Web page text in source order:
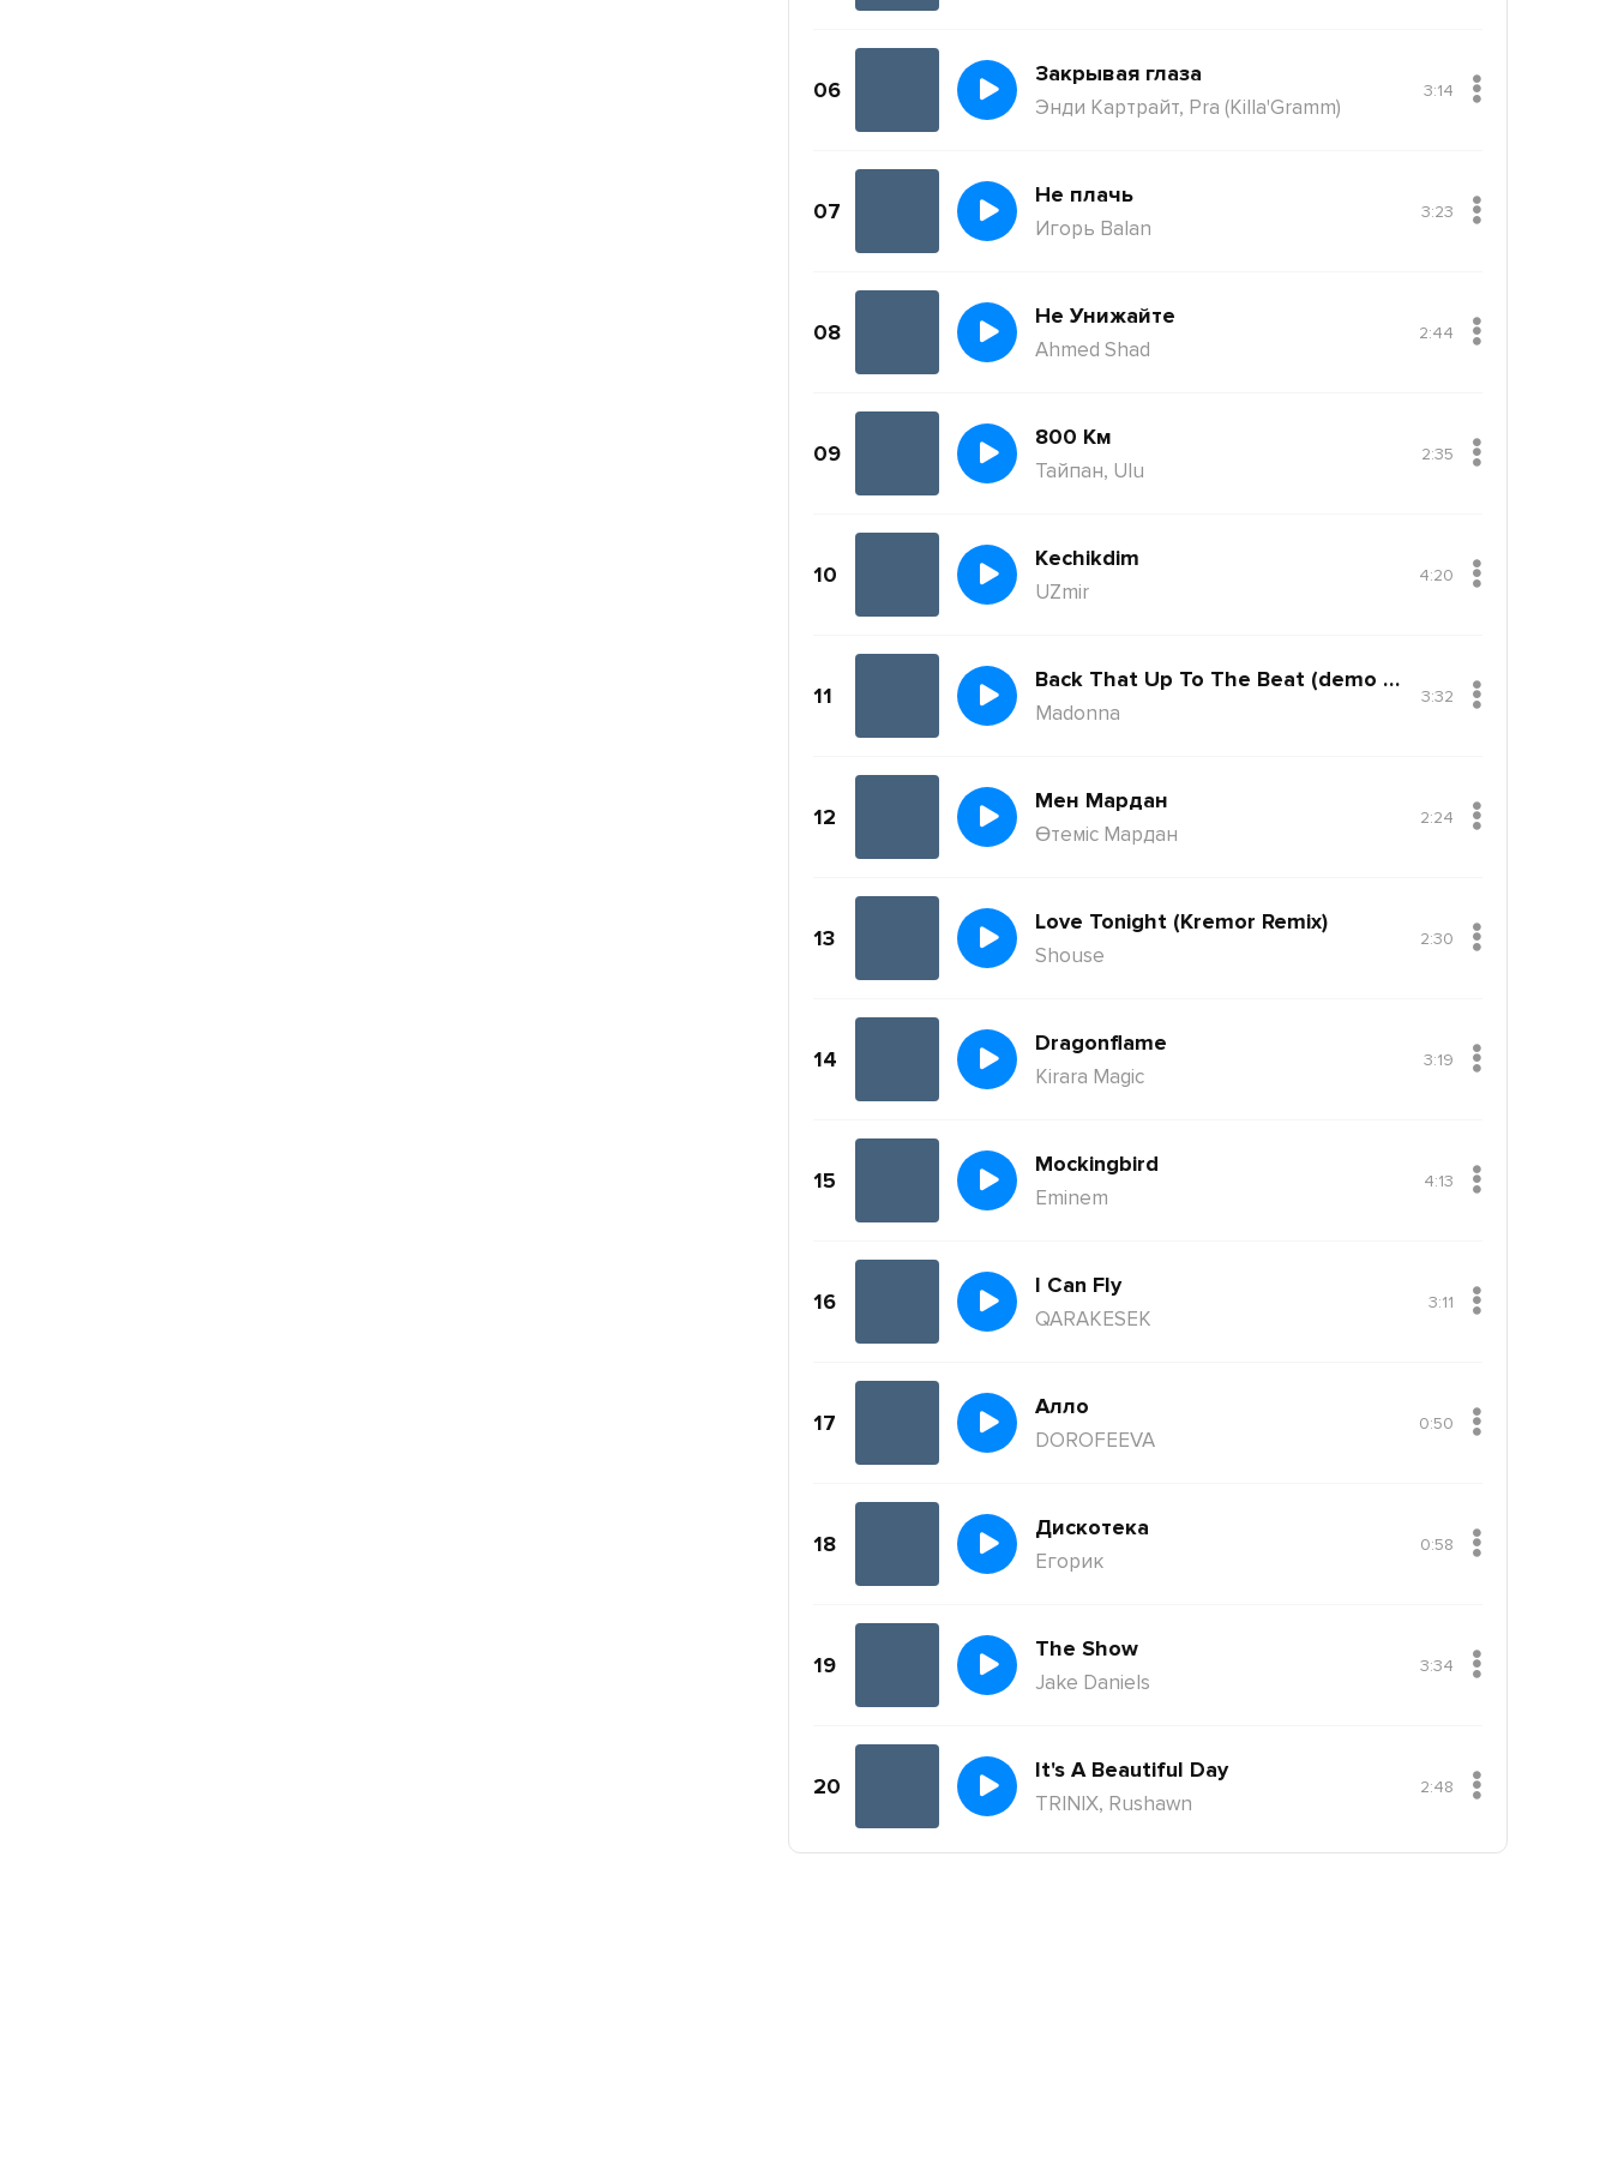
06
Закрывая глаза
Энди Картрайт, Pra (Killa'Gramm)
3:14
07
Не плачь
Игорь Balan
3:23
08
Не Унижайте
Ahmed Shad
2:44
09
800 Км
Тайпан, Ulu
2:35
10
Kechikdim
UZmir
4:20
11
Back That Up To The Beat (demo Version)
Madonna
3:32
12
Мен Мардан
Өтеміс Мардан
2:24
13
Love Tonight (Kremor Remix)
Shouse
2:30
14
Dragonflame
Kirara Magic
3:19
15
Mockingbird
Eminem
4:13
16
I Can Fly
QARAKESEK
3:11
17
Алло
DOROFEEVA
0:50
18
Дискотека
Егорик
0:58
19
The Show
Jake Daniels
3:34
20
It's A Beautiful Day
TRINIX, Rushawn
2:48